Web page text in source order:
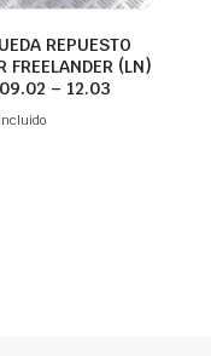
REPUESTO
FREELANDER (LN)
– 12.03